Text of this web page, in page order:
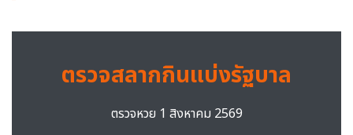
ตรวจสลากกินแบ่งรัฐบาล
ตรวจหวย 1 สิงหาคม 2569